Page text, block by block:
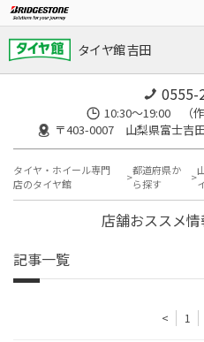
タイヤ館 吉田
0555-
10:30～19:00 （
〒403-0007 山梨県富士吉
タイヤ・ホイール専門
店のタイヤ館
都道府県か
ら探す
店舗おススメ
記事一覧
< 1